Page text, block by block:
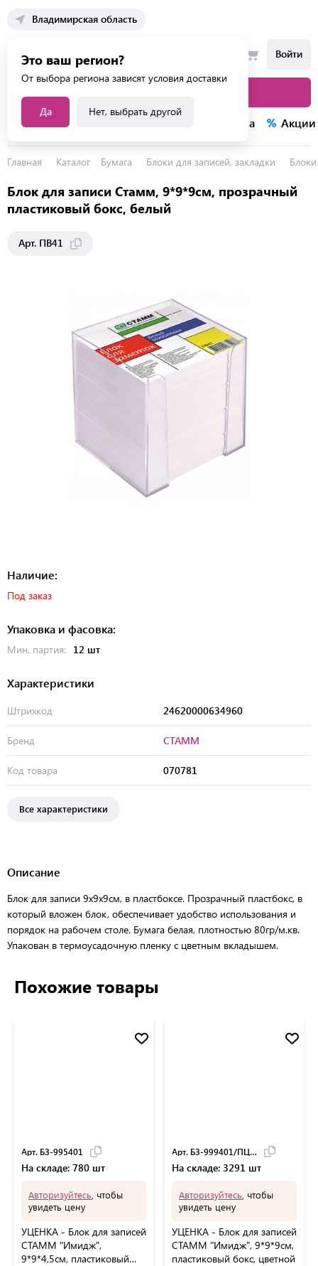
Владимирская область
Это ваш регион?
От выбора региона зависят условия доставки
Да Нет, выбрать другой
Войти
Каталог услуг Распродажа Акции
Главная Каталог Бумага Блоки для записей, закладки
Блок для записи Стамм, 9*9*9см, прозрачный
пластиковый бокс, белый
Арт. ПВ41
Наличие:
Под заказ
Упаковка и фасовка:
Мин. партия: 12 шт
Характеристики
Штрихкод 24620000634960
Бренд СТАММ
Код товара 070781
Все характеристики
Описание
Блок для записи 9х9х9см, в пластбоксе. Прозрачный пластбокс, в
который вложен блок, обеспечивает удобство использования и
порядок на рабочем столе. Бумага белая, плотностью 80гр/м.кв.
Упакован в термоусадочную пленку с цветным вкладышем.
Похожие товары
Арт. БЗ-995401
На складе: 780 шт
Авторизуйтесь , чтобы
увидеть цену
УЦЕНКА - Блок для записей
СТАММ "Имидж",
9*9*4,5см, пластиковый
Арт. БЗ-999401/ПЦ41
На складе: 3291 шт
Авторизуйтесь , чтобы
увидеть цену
УЦЕНКА - Блок для записей
СТАММ "Имидж", 9*9*9см,
пластиковый бокс, цветной